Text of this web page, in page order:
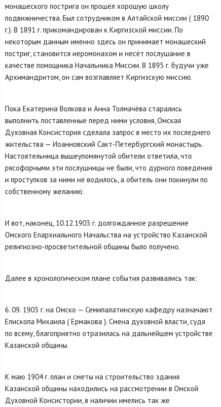
монашеского пострига он прошёл хорошую школу
подвижничества. Был сотрудником в Алтайской миссии ( 1890
г.). В 1891 г. прикомандирован к Киргизской миссии. По
некоторым данным именно здесь он принимает монашеский
постриг, становится иеромонахом и несёт послушание в
качестве помощника Начальника Миссии. В 1895 г. будучи уже
Архимандритом, он сам возглавляет Киргизскую миссию.
Пока Екатерина Волкова и Анна Толмачёва старались
выполнить поставленные перед ними условия, Омская
Духовная Консистория сделала запрос в место их последнего
жительства — Иоанновский Сакт-Петербургский монастырь.
Настоятельница вышеупомянутой обители ответила, что
рясофорными эти послушницы не были, что дурного поведения
и проступков за ними не водилось, а обитель они покинули по
собственному желанию.
И вот, наконец, 10.12.1903 г. долгожданное разрешение
Омского Епархиального Начальства на уст­ройство Казанской
религиозно-просветитель­ной общины было получено.
Далее в хронологическом плане события развивались так:
6. 09. 1903 г. на Омско — Семипалатинскую кафедру назначают
Епископа Михаила ( Ермакова ). Смена духовной власти, судя
по всему, благоприятно отразилась на дальнейшем устройстве
Казанской общины.
К маю 1904 г. план и сметы на строительство здания
Казанской общины находились на рассмотрении в Омской
Духовной Консистории, в наличии имелись так же